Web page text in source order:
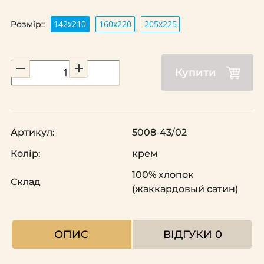
Розмір:: 142х210 160х220 205х225
Купити
Артикул:
5008-43/02
Колір:
крем
Склад
100% хлопок
(жаккардовый сатин)
ОПИС ВІДГУКИ 0